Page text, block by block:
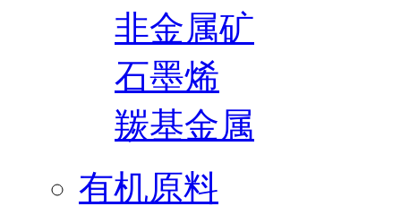
非金属矿
石墨烯
羰基金属
有机原料